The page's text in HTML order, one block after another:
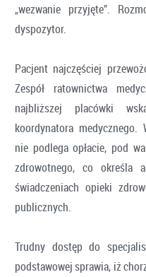
„wezwanie przyjęte”.
dyspozytor.
Pacjent najczęściej
Zespół ratownictwa
najbliższej placówki
koordynatora medycznego.
nie podlega opłacie, pod
zdrowotnego, co
świadczeniach opieki
publicznych.
Trudny dostęp do
podstawowej sprawia, iż